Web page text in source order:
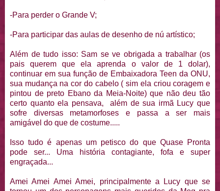
-Para perder o Grande V;
-Para participar das aulas de desenho de nú artístico;
Além de tudo isso: Sam se ve obrigada a trabalhar (os
pais querem que ela aprenda o valor de 1 dolar),
continuar em sua função de Embaixadora Teen da ONU,
sua mudança na cor do cabelo ( sim ela criou coragem e
pintou de preto Ebano da Meia-Noite) que não deu tão
certo quanto ela pensava, além de sua irmã Lucy que
sofre diversas metamorfoses e passa a ser mais
amigável do que de costume.....
Isso tudo é apenas um petisco do que Quase Pronta
pode ser... Uma história contagiante, fofa e super
engraçada...
Amei Amei Amei Amei, principalmente a Lucy que se